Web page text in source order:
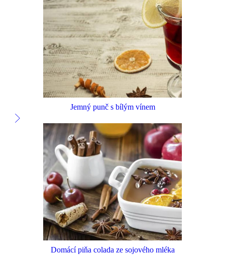
Jemný punč s bílým vínem
Domácí piňa colada ze sojového mléka